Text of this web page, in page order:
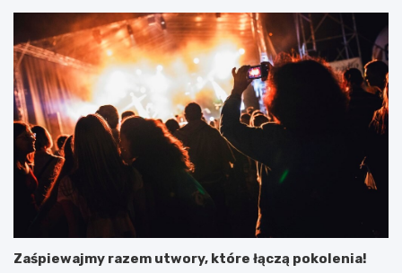
Zaśpiewajmy razem utwory, które łączą pokolenia!